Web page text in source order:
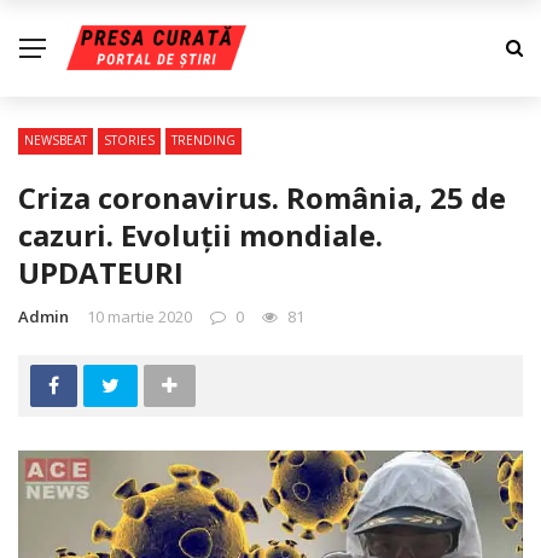
NEWSBEAT STORIES TRENDING
Criza coronavirus. România, 25 de
cazuri. Evoluţii mondiale.
UPDATEURI
Admin 10 martie 2020 0 81